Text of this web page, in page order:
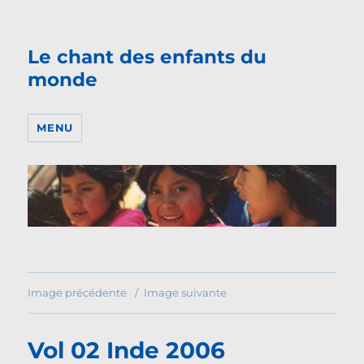
Le chant des enfants du
monde
MENU
Image précédente Image suivante
Vol 02 Inde 2006